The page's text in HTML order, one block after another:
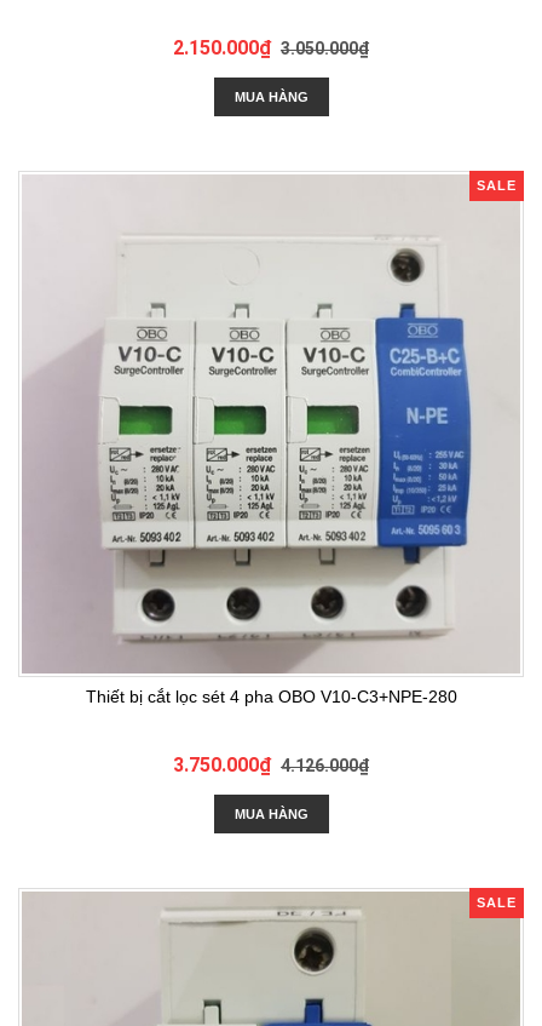
2.150.000₫ 3.050.000₫
MUA HÀNG
SALE
Thiết bị cắt lọc sét 4 pha OBO V10-C3+NPE-280
3.750.000₫ 4.126.000₫
MUA HÀNG
SALE